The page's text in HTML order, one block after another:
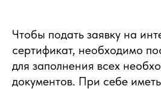
Чтобы подать заявку на
сертификат, необходимо
для заполнения всех
документов. При себе